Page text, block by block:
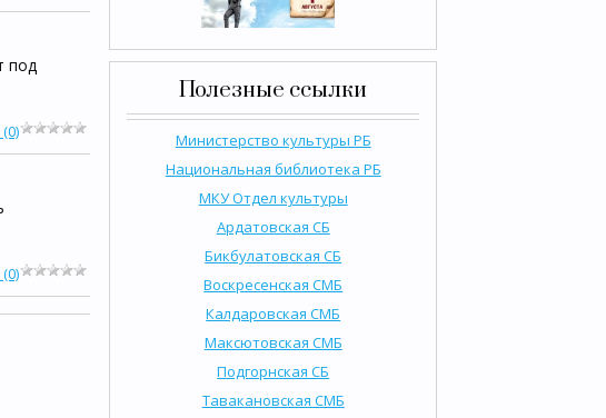
Полезные ссылки
Министерство культуры РБ
Национальная библиотека РБ
МКУ Отдел культуры
Ардатовская СБ
Бикбулатовская СБ
Воскресенская СМБ
Калдаровская СМБ
Максютовская СМБ
Подгорнская СБ
Тавакановская СМБ
под